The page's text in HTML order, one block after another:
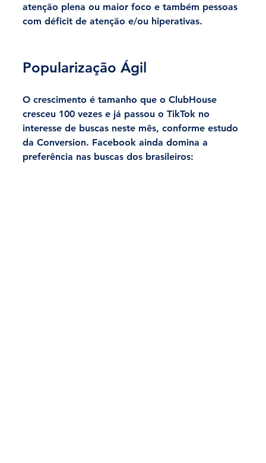
atenção plena ou maior foco e também pessoas
com déficit de atenção e/ou hiperativas.
Popularização Ágil
O crescimento é tamanho que o ClubHouse
cresceu 100 vezes e já passou o TikTok no
interesse de buscas neste mês, conforme estudo
da Conversion. Facebook ainda domina a
preferência nas buscas dos brasileiros: